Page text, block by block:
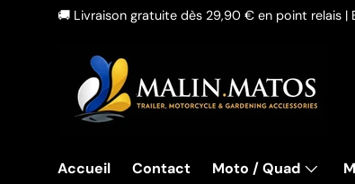
🚚 Livraison gratuite dès 29,90 € en point relais |
Accueil Contact Moto / Quad